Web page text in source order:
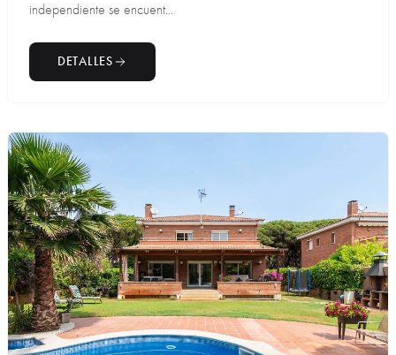
independiente se encuent...
DETALLES